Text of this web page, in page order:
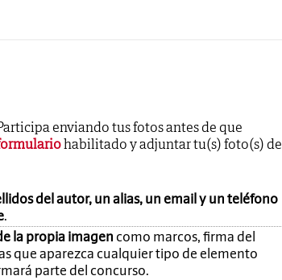
enviando tus fotos antes de que
habilitado y adjuntar tu(s) foto(s) de
del autor, un alias, un email y un teléfono
.
la propia imagen como marcos, firma del
que aparezca cualquier tipo de elemento
parte del concurso.